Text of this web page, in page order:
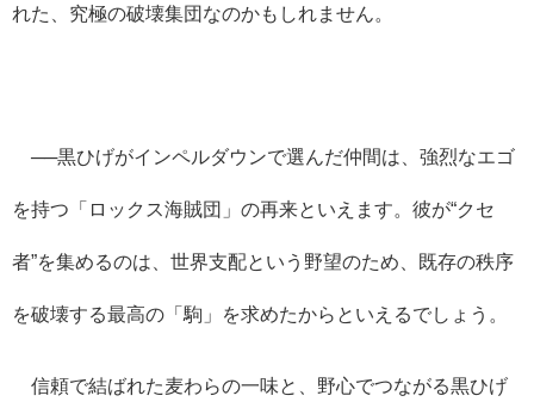
れた、究極の破壊集団なのかもしれません。
──黒ひげがインペルダウンで選んだ仲間は、強烈なエゴ
を持つ「ロックス海賊団」の再来といえます。彼が“クセ
者”を集めるのは、世界支配という野望のため、既存の秩序
を破壊する最高の「駒」を求めたからといえるでしょう。
信頼で結ばれた麦わらの一味と、野心でつながる黒ひげ